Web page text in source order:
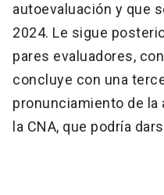
autoevaluación y que
2024. Le sigue
pares evaluadores,
concluye con una
pronunciamiento de la
la CNA, que podría